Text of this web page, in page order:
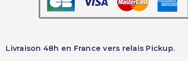
Livraison 48h en France vers relais Pickup.